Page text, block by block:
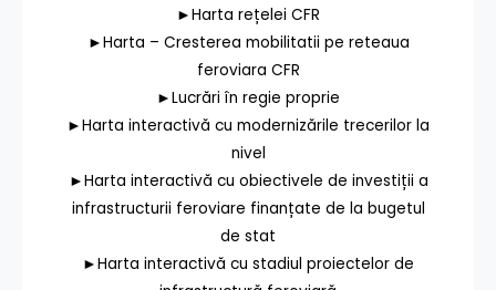
►Harta rețelei CFR
►Harta – Cresterea mobilitatii pe reteaua
feroviara CFR
►Lucrări în regie proprie
►Harta interactivă cu modernizările trecerilor la
nivel
►Harta interactivă cu obiectivele de investiții a
infrastructurii feroviare finanțate de la bugetul
de stat
►Harta interactivă cu stadiul proiectelor de